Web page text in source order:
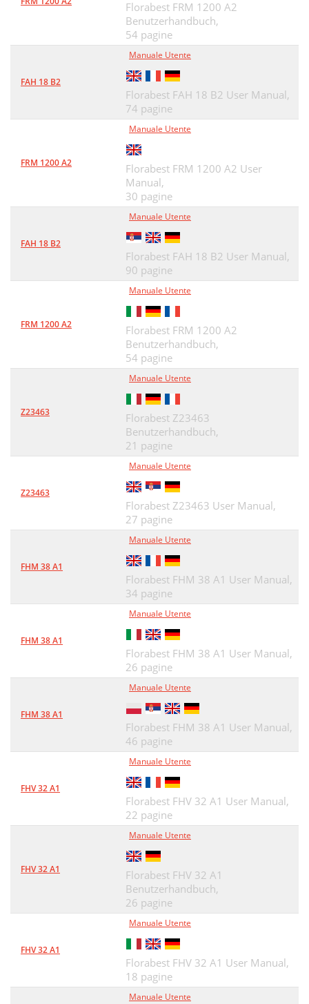
Florabest FRM 1200 A2
Benutzerhandbuch,
54 pagine
FAH 18 B2
Manuale Utente
Florabest FAH 18 B2 User Manual,
74 pagine
FRM 1200 A2
Manuale Utente
Florabest FRM 1200 A2 User
Manual,
30 pagine
FAH 18 B2
Manuale Utente
Florabest FAH 18 B2 User Manual,
90 pagine
FRM 1200 A2
Manuale Utente
Florabest FRM 1200 A2
Benutzerhandbuch,
54 pagine
Z23463
Manuale Utente
Florabest Z23463
Benutzerhandbuch,
21 pagine
Z23463
Manuale Utente
Florabest Z23463 User Manual,
27 pagine
FHM 38 A1
Manuale Utente
Florabest FHM 38 A1 User Manual,
34 pagine
FHM 38 A1
Manuale Utente
Florabest FHM 38 A1 User Manual,
26 pagine
FHM 38 A1
Manuale Utente
Florabest FHM 38 A1 User Manual,
46 pagine
FHV 32 A1
Manuale Utente
Florabest FHV 32 A1 User Manual,
22 pagine
FHV 32 A1
Manuale Utente
Florabest FHV 32 A1
Benutzerhandbuch,
26 pagine
FHV 32 A1
Manuale Utente
Florabest FHV 32 A1 User Manual,
18 pagine
Manuale Utente